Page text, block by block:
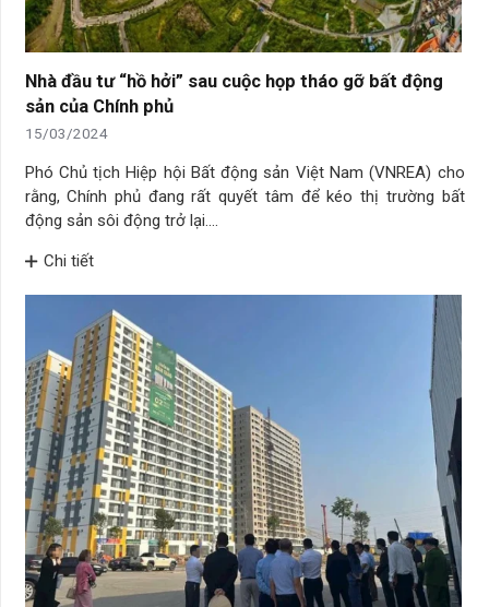
Nhà đầu tư “hồ hởi” sau cuộc họp tháo gỡ bất động
sản của Chính phủ
15/03/2024
Phó Chủ tịch Hiệp hội Bất động sản Việt Nam (VNREA) cho
rằng, Chính phủ đang rất quyết tâm để kéo thị trường bất
động sản sôi động trở lại.…
Chi tiết